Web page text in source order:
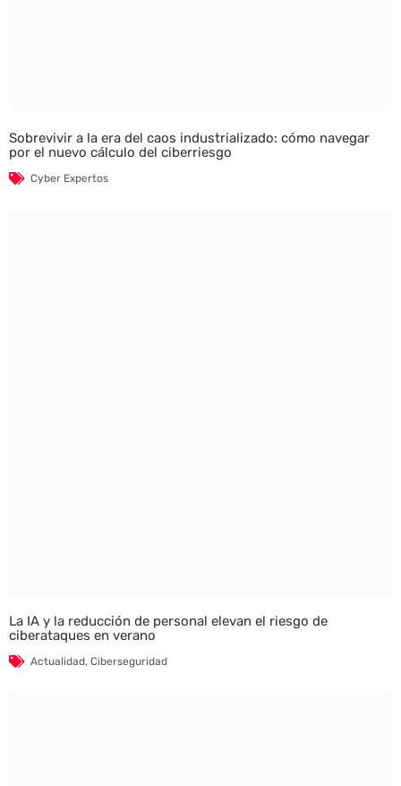
Sobrevivir a la era del caos industrializado: cómo navegar
por el nuevo cálculo del ciberriesgo
Cyber Expertos
La IA y la reducción de personal elevan el riesgo de
ciberataques en verano
Actualidad, Ciberseguridad